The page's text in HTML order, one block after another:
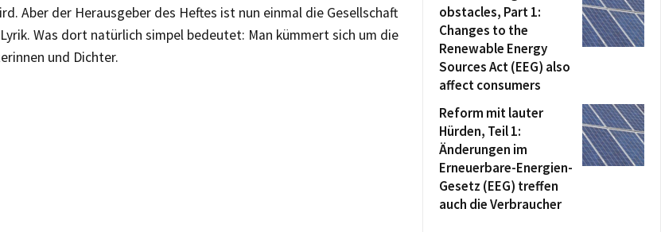
Aber der Herausgeber des Heftes ist nun einmal die Gesellschaft
Was dort natürlich simpel bedeutet: Man kümmert sich um die
und Dichter.
obstacles, Part 1:
Changes to the
Renewable Energy
Sources Act (EEG) also
affect consumers
Reform mit lauter
Hürden, Teil 1:
Änderungen im
Erneuerbare-Energien-
Gesetz (EEG) treffen
auch die Verbraucher